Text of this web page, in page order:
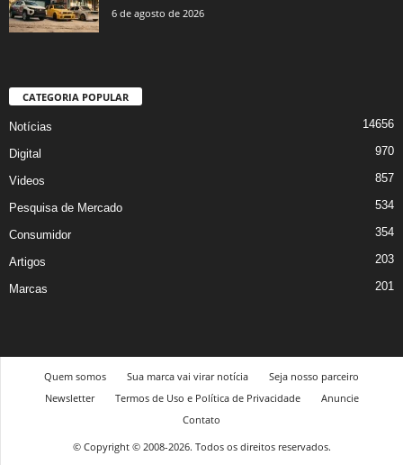
6 de agosto de 2026
CATEGORIA POPULAR
Notícias 14656
Digital 970
Videos 857
Pesquisa de Mercado 534
Consumidor 354
Artigos 203
Marcas 201
Quem somos Sua marca vai virar notícia
Seja nosso parceiro
Newsletter
Termos de Uso e Política de Privacidade
Anuncie
Contato
© Copyright © 2008-2026. Todos os direitos reservados.